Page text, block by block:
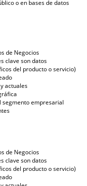
o en bases de datos
de Negocios
clave son datos
del producto o servicio)
actuales
segmento empresarial
de Negocios
clave son datos
del producto o servicio)